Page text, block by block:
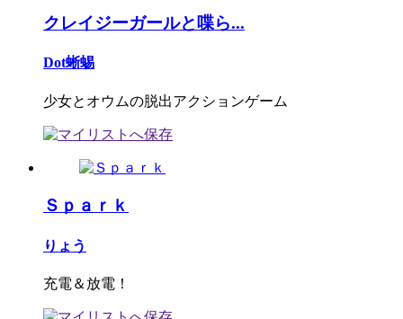
クレイジーガールと喋ら...
Dot蜥蜴
少女とオウムの脱出アクションゲーム
Ｓｐａｒｋ
りょう
充電＆放電！